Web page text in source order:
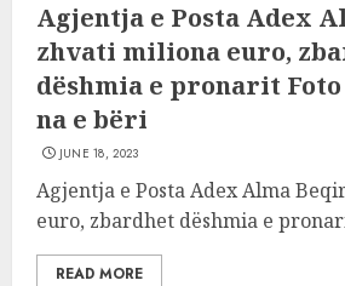
Agjentja e Posta Adex
zhvati miliona euro,
dëshmia e pronarit Foto
na e bëri
JUNE 18, 2023
Agjentja e Posta Adex Alma
euro, zbardhet dëshmia e
READ MORE